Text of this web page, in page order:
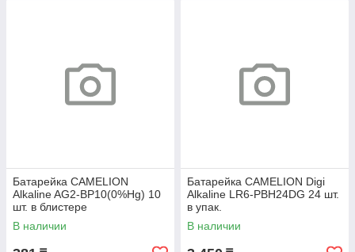
Батарейка CAMELION
Alkaline AG2-BP10(0%Hg) 10
шт. в блистере
В наличии
Батарейка CAMELION Digi
Alkaline LR6-PBH24DG 24 шт.
в упак.
В наличии